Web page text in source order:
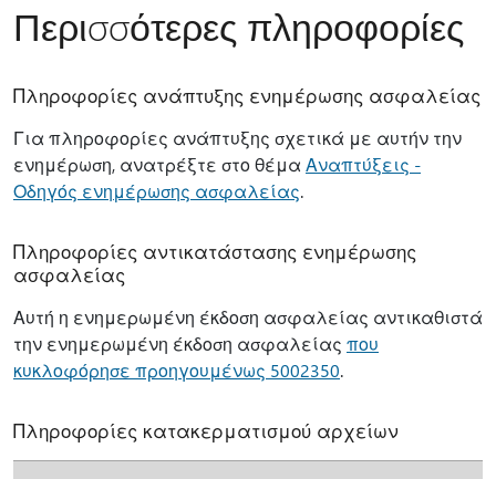
Περισσότερες πληροφορίες
Πληροφορίες ανάπτυξης ενημέρωσης ασφαλείας
Για πληροφορίες ανάπτυξης σχετικά με αυτήν την
ενημέρωση, ανατρέξτε στο θέμα Αναπτύξεις -
Οδηγός ενημέρωσης ασφαλείας.
Πληροφορίες αντικατάστασης ενημέρωσης
ασφαλείας
Αυτή η ενημερωμένη έκδοση ασφαλείας αντικαθιστά
την ενημερωμένη έκδοση ασφαλείας που
κυκλοφόρησε προηγουμένως 5002350.
Πληροφορίες κατακερματισμού αρχείων